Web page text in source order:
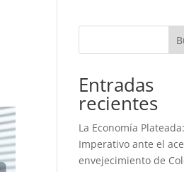
Entradas
recientes
La Economía
Imperativo ante el
envejecimiento de